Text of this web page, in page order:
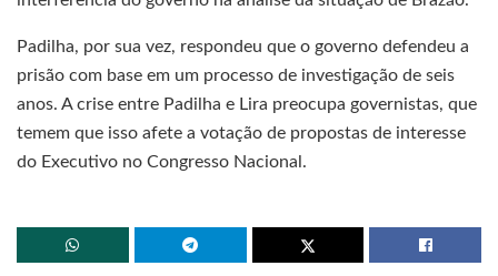
Padilha, por sua vez, respondeu que o governo defendeu a
prisão com base em um processo de investigação de seis
anos. A crise entre Padilha e Lira preocupa governistas, que
temem que isso afete a votação de propostas de interesse
do Executivo no Congresso Nacional.